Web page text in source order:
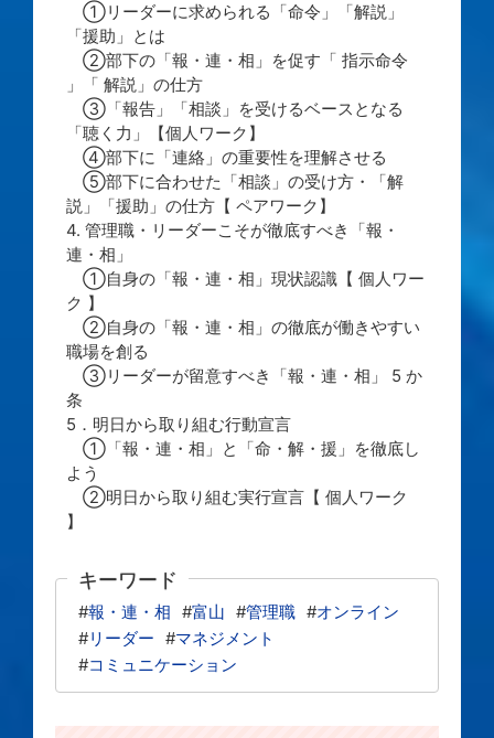
①リーダーに求められる「命令」「解説」
「援助」とは
②部下の「報・連・相」を促す「 指示命令
」「 解説」の仕方
③「報告」「相談」を受けるベースとなる
「聴く力」【個人ワーク】
④部下に「連絡」の重要性を理解させる
⑤部下に合わせた「相談」の受け方・「解
説」「援助」の仕方【 ペアワーク】
4. 管理職・リーダーこそが徹底すべき「報・
連・相」
①自身の「報・連・相」現状認識【 個人ワー
ク 】
②自身の「報・連・相」の徹底が働きやすい
職場を創る
③リーダーが留意すべき「報・連・相」 5 か
条
5．明日から取り組む行動宣言
①「報・連・相」と「命・解・援」を徹底し
よう
②明日から取り組む実行宣言【 個人ワーク
】
キーワード
#報・連・相 #富山 #管理職 #オンライン
#リーダー #マネジメント
#コミュニケーション